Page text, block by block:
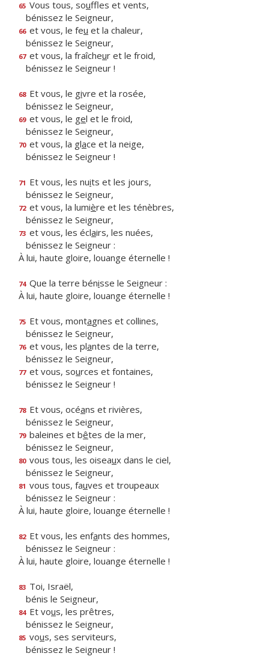
65 Vous tous, souffles et vents,
bénissez le Seigneur,
66 et vous, le feu et la chaleur,
bénissez le Seigneur,
67 et vous, la fraîcheur et le froid,
bénissez le Seigneur !
68 Et vous, le givre et la rosée,
bénissez le Seigneur,
69 et vous, le gel et le froid,
bénissez le Seigneur,
70 et vous, la glace et la neige,
bénissez le Seigneur !
71 Et vous, les nuits et les jours,
bénissez le Seigneur,
72 et vous, la lumière et les ténèbres,
bénissez le Seigneur,
73 et vous, les éclairs, les nuées,
bénissez le Seigneur :
À lui, haute gloire, louange éternelle !
74 Que la terre bénisse le Seigneur :
À lui, haute gloire, louange éternelle !
75 Et vous, montagnes et collines,
bénissez le Seigneur,
76 et vous, les plantes de la terre,
bénissez le Seigneur,
77 et vous, sources et fontaines,
bénissez le Seigneur !
78 Et vous, océans et rivières,
bénissez le Seigneur,
79 baleines et bêtes de la mer,
bénissez le Seigneur,
80 vous tous, les oiseaux dans le ciel,
bénissez le Seigneur,
81 vous tous, fauves et troupeaux
bénissez le Seigneur :
À lui, haute gloire, louange éternelle !
82 Et vous, les enfants des hommes,
bénissez le Seigneur :
À lui, haute gloire, louange éternelle !
83 Toi, Israël,
bénis le Seigneur,
84 Et vous, les prêtres,
bénissez le Seigneur,
85 vous, ses serviteurs,
bénissez le Seigneur !